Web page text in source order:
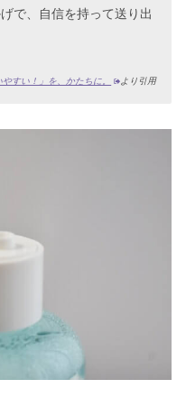
で、自信を持って送り出
やすい！」を、かたちに。 より引用